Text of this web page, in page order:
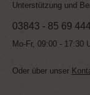
Unterstützung und
03843 - 85 69
Mo-Fr, 09:00 - 17:30
Oder über unser